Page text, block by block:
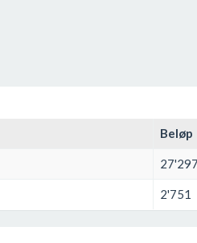
Beløp
27'297
2'751